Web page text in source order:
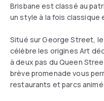
Brisbane est classé au
un style à la fois classique
Situé sur George Street,
célèbre les origines Art
à deux pas du Queen
brève promenade vous
restaurants et parcs